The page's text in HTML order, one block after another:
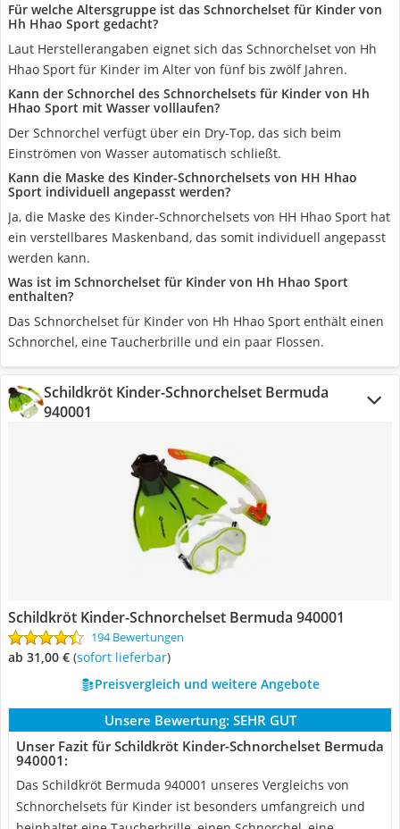
Für welche Altersgruppe ist das Schnorchelset für Kinder von
Hh Hhao Sport gedacht?
Laut Herstellerangaben eignet sich das Schnorchelset von Hh
Hhao Sport für Kinder im Alter von fünf bis zwölf Jahren.
Kann der Schnorchel des Schnorchelsets für Kinder von Hh
Hhao Sport mit Wasser volllaufen?
Der Schnorchel verfügt über ein Dry-Top, das sich beim
Einströmen von Wasser automatisch schließt.
Kann die Maske des Kinder-Schnorchelsets von HH Hhao
Sport individuell angepasst werden?
Ja, die Maske des Kinder-Schnorchelsets von HH Hhao Sport hat
ein verstellbares Maskenband, das somit individuell angepasst
werden kann.
Was ist im Schnorchelset für Kinder von Hh Hhao Sport
enthalten?
Das Schnorchelset für Kinder von Hh Hhao Sport enthält einen
Schnorchel, eine Taucherbrille und ein paar Flossen.
Schildkröt Kinder-Schnorchelset Bermuda
940001
Schildkröt Kinder-Schnorchelset Bermuda 940001
194 Bewertungen
ab 31,00 € ( Sofort lieferbar)
Preisvergleich und weitere Angebote
Unsere Bewertung: SEHR GUT
Unser Fazit für Schildkröt Kinder-Schnorchelset Bermuda
940001:
Das Schildkröt Bermuda 940001 unseres Vergleichs von
Schnorchelsets für Kinder ist besonders umfangreich und